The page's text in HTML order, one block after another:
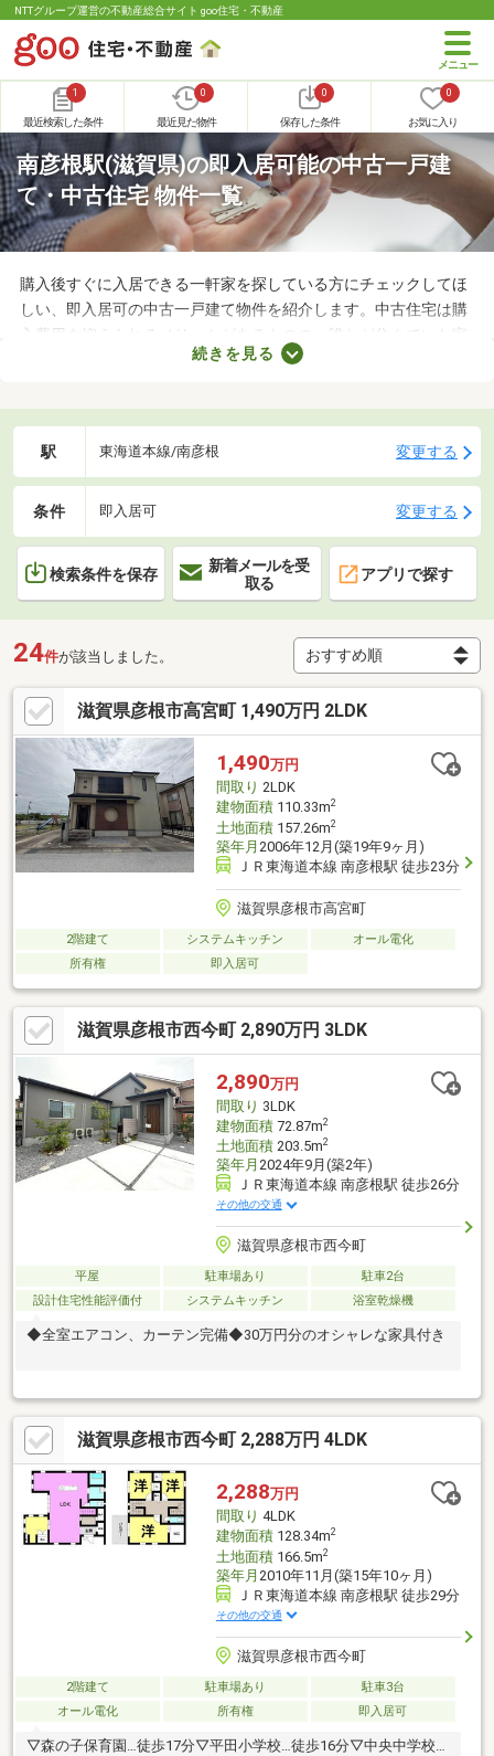
NTTグループ運営の不動産総合サイト goo住宅・不動産
1
最近検索した条件
0
最近見た物件
0
保存した条件
0
お気に入り
南彦根駅(滋賀県)の即入居可能の中古一戸建
て・中古住宅 物件一覧
購入後すぐに入居できる一軒家を探している方にチェックしてほ
しい、即入居可の中古一戸建て物件を紹介します。中古住宅は購
入費用を抑えられるメリットがあるものの、誰かが住んでいた家
なのでクリーニングが必須。即入居可の物件はクリーニング済み
ならない方は、即入居可の物件から気になる家を見つけてくださ
続きを見る
駅 東海道本線/南彦根 変更する
条件 即入居可 変更する
検索条件を保存
新着メールを受
取る
アプリで探す
24件が該当しました。
滋賀県彦根市高宮町 1,490万円 2LDK
1,490万円
間取り 2LDK
建物面積110.33m2
土地面積157.26m2
築年月 2006年12月(築19年9ヶ月)
ＪＲ東海道本線 南彦根駅 徒歩23分
滋賀県彦根市高宮町
2階建て システムキッチン
オール電化
所有権
即入居可
滋賀県彦根市西今町 2,890万円 3LDK
2,890万円
間取り 3LDK
建物面積72.87m2
土地面積203.5m2
築年月 2024年9月(築2年)
ＪＲ東海道本線 南彦根駅 徒歩26分
その他の交通
滋賀県彦根市西今町
平屋 駐車場あり
駐車2台
設計住宅性能評価付
システムキッチン 浴室乾燥機
◆全室エアコン、カーテン完備◆30万円分のオシャレな家具付き
滋賀県彦根市西今町 2,288万円 4LDK
2,288万円
間取り 4LDK
建物面積128.34m2
土地面積166.5m2
築年月 2010年11月(築15年10ヶ月)
ＪＲ東海道本線 南彦根駅 徒歩29分
その他の交通
滋賀県彦根市西今町
2階建て 駐車場あり
駐車3台
オール電化
所有権 即入居可
▽森の子保育園…徒歩17分▽平田小学校…徒歩16分▽中央中学校…